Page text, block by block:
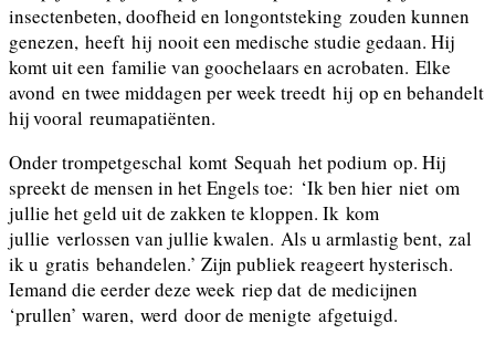
insectenbeten, doofheid en longontsteking zouden kunnen
genezen, heeft hij nooit een medische studie gedaan. Hij
komt uit een familie van goochelaars en acrobaten. Elke
avond en twee middagen per week treedt hij op en behandelt
hij vooral reumapatiënten.
Onder trompetgeschal komt Sequah het podium op. Hij
spreekt de mensen in het Engels toe: ‘Ik ben hier niet om
jullie het geld uit de zakken te kloppen. Ik kom
jullie verlossen van jullie kwalen. Als u armlastig bent, zal
ik u gratis behandelen.’ Zijn publiek reageert hysterisch.
Iemand die eerder deze week riep dat de medicijnen
‘prullen’ waren, werd door de menigte afgetuigd.